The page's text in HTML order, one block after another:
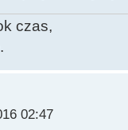
czas,
02:47